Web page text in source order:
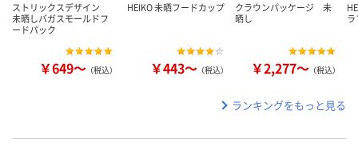
ストリックスデザイン
未晒しバガスモールドフ
ードパック
￥649～ （税込）
HEIKO 未晒フードカップ
￥443～ （税込）
クラウンパッケージ 未
晒し
￥2,277～ （税込）
ランキングをもっと見る